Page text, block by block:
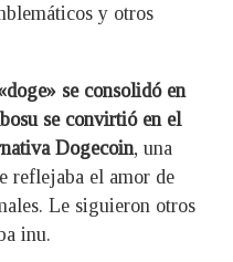
y otros
se consolidó en
se convirtió en el
Dogecoin, una
reflejaba el amor de
Le siguieron otros
inu.